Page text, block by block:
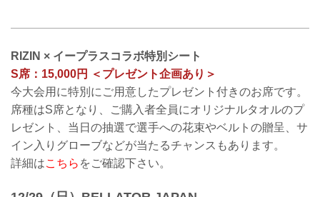
RIZIN × イープラスコラボ特別シート
S席：15,000円 ＜プレゼント企画あり＞
今大会用に特別にご用意したプレゼント付きのお席です。
席種はS席となり、ご購入者全員にオリジナルタオルのプ
レゼント、当日の抽選で選手への花束やベルトの贈呈、サ
イン入りグローブなどが当たるチャンスもあります。
詳細はこちら をご確認下さい。